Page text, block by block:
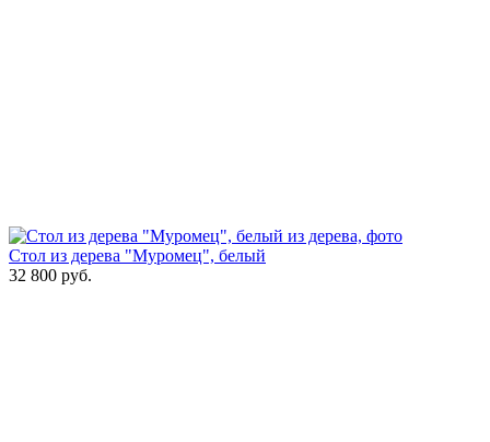
Стол из дерева "Муромец", белый
32 800 руб.